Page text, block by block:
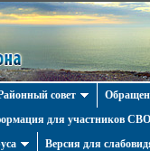
совет
для участников СВО
Версия для